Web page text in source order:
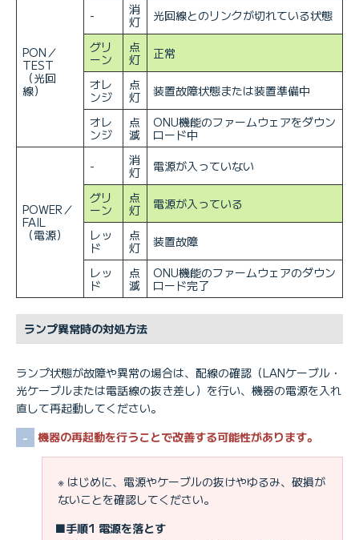
PON／
TEST
（光回
線）
-
消
灯
光回線とのリンクが切れている状態
グリ
ーン
点
灯
正常
オレ
ンジ
点
灯
装置故障状態または装置準備中
オレ
ンジ
点
滅
ONU機能のファームウェアをダウン
ロード中
POWER／
FAIL
（電源）
-
消
灯
電源が入っていない
グリ
ーン
点
灯
電源が入っている
レッ
ド
点
灯
装置故障
レッ
ド
点
滅
ONU機能のファームウェアのダウン
ロード完了
ランプ異常時の対処方法
ランプ状態が故障や異常の場合は、配線の確認（LANケーブル・
光ケーブルまたは電話線の抜き差し）を行い、機器の電源を入れ
直して再起動してください。
機器の再起動を行うことで改善する可能性があります。
※ はじめに、電源やケーブルの抜けやゆるみ、破損が
ないことを確認してください。
■手順1 電源を落とす